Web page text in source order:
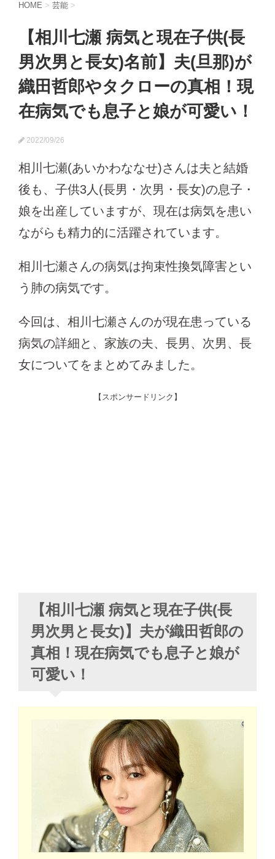
HOME > 芸能 >
【相川七瀬 病気と現在子供(長
男次男と長女)名前】夫(旦那)が
織田哲郎やタクローの真相！現
在病気でも息子と娘が可愛い！
2022/09/26
相川七瀬(あいかわななせ)さんは夫と結婚
後も、子供3人(長男・次男・長女)の息子・
娘を出産していますが、現在は病気を患い
ながらも精力的に活躍されています。
相川七瀬さんの病気は拘束性換気障害とい
う肺の病気です。
今回は、相川七瀬さんのが現在患っている
病気の詳細と、家族の夫、長男、次男、長
女についてをまとめてみました。
【スポンサードリンク】
【相川七瀬 病気と現在子供(長
男次男と長女)】夫が織田哲郎の
真相！現在病気でも息子と娘が
可愛い！